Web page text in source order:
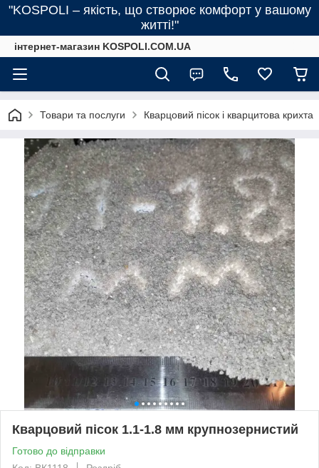
"KOSPOLI – якість, що створює комфорт у вашому
житті!"
інтернет-магазин KOSPOLI.COM.UA
Товари та послуги Кварцовий пісок і кварцитова крихта
Кварцовий пісок 1.1-1.8 мм крупнозернистий
Готово до відправки